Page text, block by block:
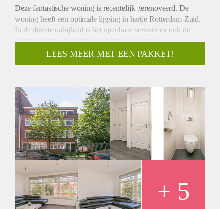
Deze fantastische woning is recentelijk gerenoveerd. De
woning heeft een optimale ligging in hartje Rotterdam-Zuid.
In de directe nabijheid is het openbaar vervoer en ook de
diverse (dag)winkels zijn te vinden in de buurt.
Het appartement is gelegen op de tweede woonlaag en
beschikt o.a. over een nieuwe keuken en een recentelijk
appartement wordt gemeubileerd opgeleverd.
De meetinstructie is gebaseerd op de NEN2580. De
meetinstructie is bedoeld om een meer eenduidige manier van
meten toe te passen voor het geven van een indicatie van de
gebruiksoppervlakte. De meetinstructie sluit verschillen in
meetuitkomsten niet volledig uit, door bijvoorbeeld
interpretatieverschillen, afrondingen of beperkingen bij het
uitvoeren van de meting.
De gegeven informatie is met zorgvuldigheid opgesteld, aan
de juistheid kunnen echter geen rechten worden ontleend.
Alle verstrekte informatie moet beschouwd worden als een
LEES MEER MET EEN PAKKET!
+ 5